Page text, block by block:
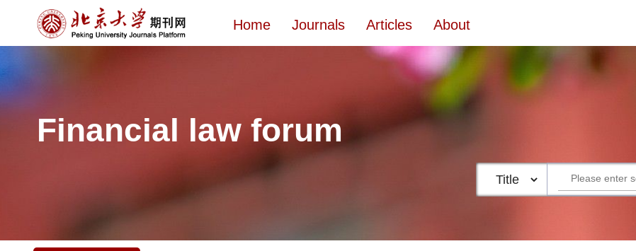
Home Journals Articles About
Financial law forum